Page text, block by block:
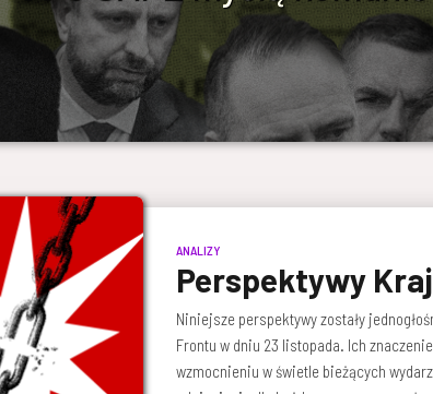
ANALIZY
Perspektywy
Niniejsze perspektywy zostały
Frontu w dniu 23 listopada. Ich
wzmocnieniu w świetle bieżących